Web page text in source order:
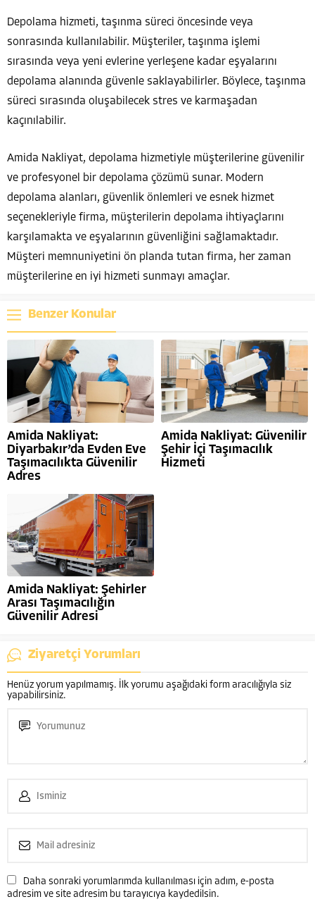
Depolama hizmeti, taşınma süreci öncesinde veya
sonrasında kullanılabilir. Müşteriler, taşınma işlemi
sırasında veya yeni evlerine yerleşene kadar eşyalarını
depolama alanında güvenle saklayabilirler. Böylece, taşınma
süreci sırasında oluşabilecek stres ve karmaşadan
kaçınılabilir.
Amida Nakliyat, depolama hizmetiyle müşterilerine güvenilir
ve profesyonel bir depolama çözümü sunar. Modern
depolama alanları, güvenlik önlemleri ve esnek hizmet
seçenekleriyle firma, müşterilerin depolama ihtiyaçlarını
karşılamakta ve eşyalarının güvenliğini sağlamaktadır.
Müşteri memnuniyetini ön planda tutan firma, her zaman
müşterilerine en iyi hizmeti sunmayı amaçlar.
Benzer Konular
Amida Nakliyat:
Diyarbakır’da Evden Eve
Taşımacılıkta Güvenilir
Adres
Amida Nakliyat: Güvenilir
Şehir İçi Taşımacılık
Hizmeti
Amida Nakliyat: Şehirler
Arası Taşımacılığın
Güvenilir Adresi
Ziyaretçi Yorumları
Henüz yorum yapılmamış. İlk yorumu aşağıdaki form aracılığıyla siz
yapabilirsiniz.
Daha sonraki yorumlarımda kullanılması için adım, e-posta
adresim ve site adresim bu tarayıcıya kaydedilsin.